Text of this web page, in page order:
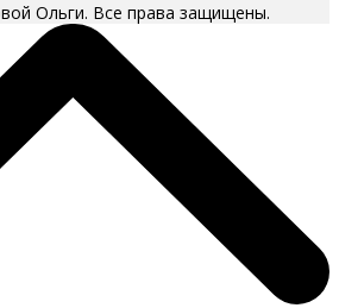
Ольги. Все права защищены.